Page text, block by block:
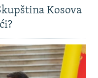
Kosova